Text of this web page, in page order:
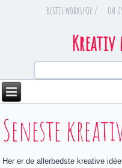
BESTIL WORKSHOP / OM
Kreativ
You are here
Seneste
Her er de allerbedste kreative